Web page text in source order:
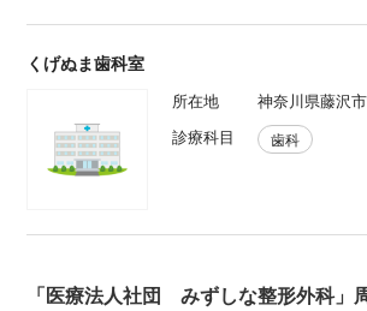
くげぬま歯科室
所在地
神奈川県藤沢
診療科目
歯科
「医療法人社団 みずしな整形外科」